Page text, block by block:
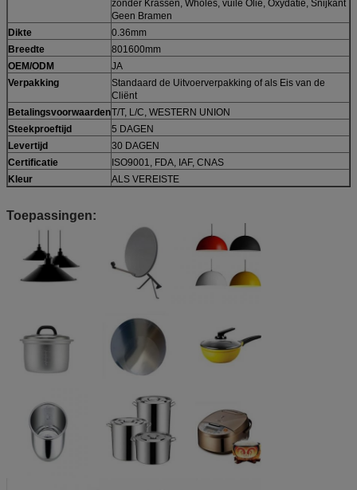
zonder Krassen, Wholes, vuile Olie, Oxydatie, Snijkant
Geen Bramen
Dikte
0.36mm
Breedte
801600mm
OEM/ODM
JA
Verpakking
Standaard de Uitvoerverpakking of als Eis van de
Cliënt
BetalingsvoorwaardenT/T, L/C, WESTERN UNION
Steekproeftijd
5 DAGEN
Levertijd
30 DAGEN
Certificatie
ISO9001, FDA, IAF, CNAS
Kleur
ALS VEREISTE
Toepassingen: